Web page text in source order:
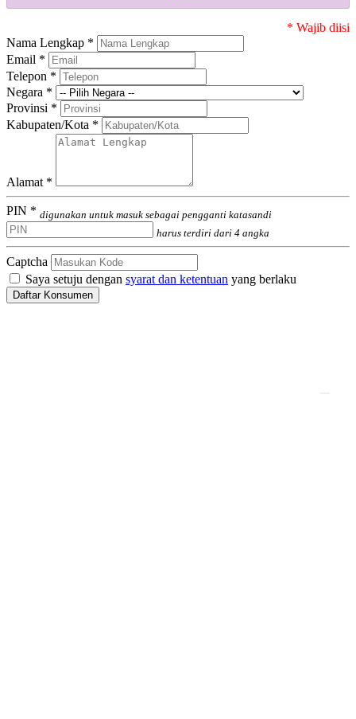
* Wajib diisi
Nama Lengkap *
Email *
Telepon *
Negara *
Provinsi *
Kabupaten/Kota *
Alamat *
PIN * digunakan untuk masuk sebagai pengganti katasandi
harus terdiri dari 4 angka
Captcha
Saya setuju dengan syarat dan ketentuan yang berlaku
Daftar Konsumen